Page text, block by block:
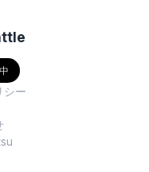
シー